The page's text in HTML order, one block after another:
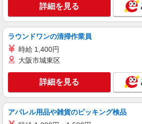
株式会社シエロ
人気機種に詳しくなれ
時給1400円〜1600円
残業代支給 ★交通費別途
+゜・。○。・゜+゜・。
ィブ支給(規定有) ★月2回払い・週払い可能（規程
有）★ ゜・。○。・゜+
キープ
株式会社シエロ
詳細を見る
ラウンドワンの清掃作業員
時給 1,400円
大阪市城東区
詳細を見る
アパレル用品や雑貨のピッキング検品